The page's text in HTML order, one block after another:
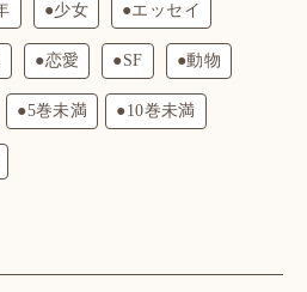
●少女 ●エッセイ
●恋愛 ●SF ●動物
●5巻未満 ●10巻未満